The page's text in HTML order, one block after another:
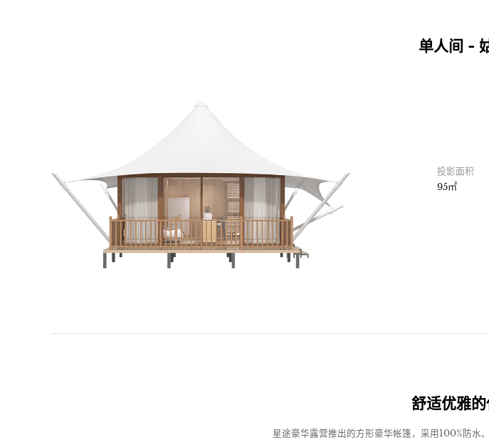
单人间 -
投影面积
95㎡
舒适优雅
星途豪华露营推出的方形豪华帐篷，采用100%防水